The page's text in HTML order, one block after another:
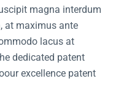
magna interdum
at maximus ante
lacus at
dedicated patent
excellence patent